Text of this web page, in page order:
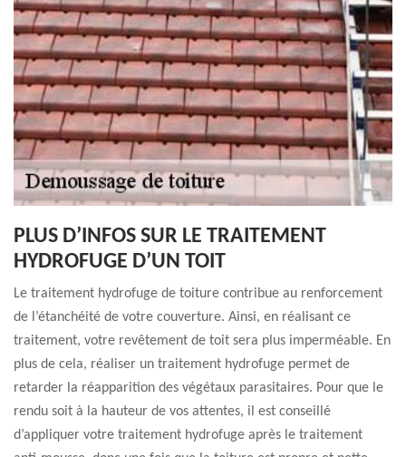
PLUS D’INFOS SUR LE TRAITEMENT
HYDROFUGE D’UN TOIT
Le traitement hydrofuge de toiture contribue au renforcement
de l’étanchéité de votre couverture. Ainsi, en réalisant ce
traitement, votre revêtement de toit sera plus imperméable. En
plus de cela, réaliser un traitement hydrofuge permet de
retarder la réapparition des végétaux parasitaires. Pour que le
rendu soit à la hauteur de vos attentes, il est conseillé
d’appliquer votre traitement hydrofuge après le traitement